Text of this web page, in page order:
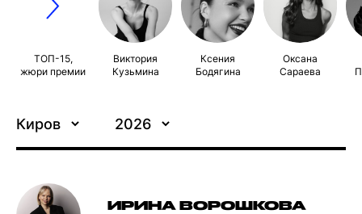
ТОП-15,
жюри премии
Виктория
Кузьмина
Ксения
Бодягина
Оксана
Сараева
Киров 2026
ИРИНА ВОРОШКОВА